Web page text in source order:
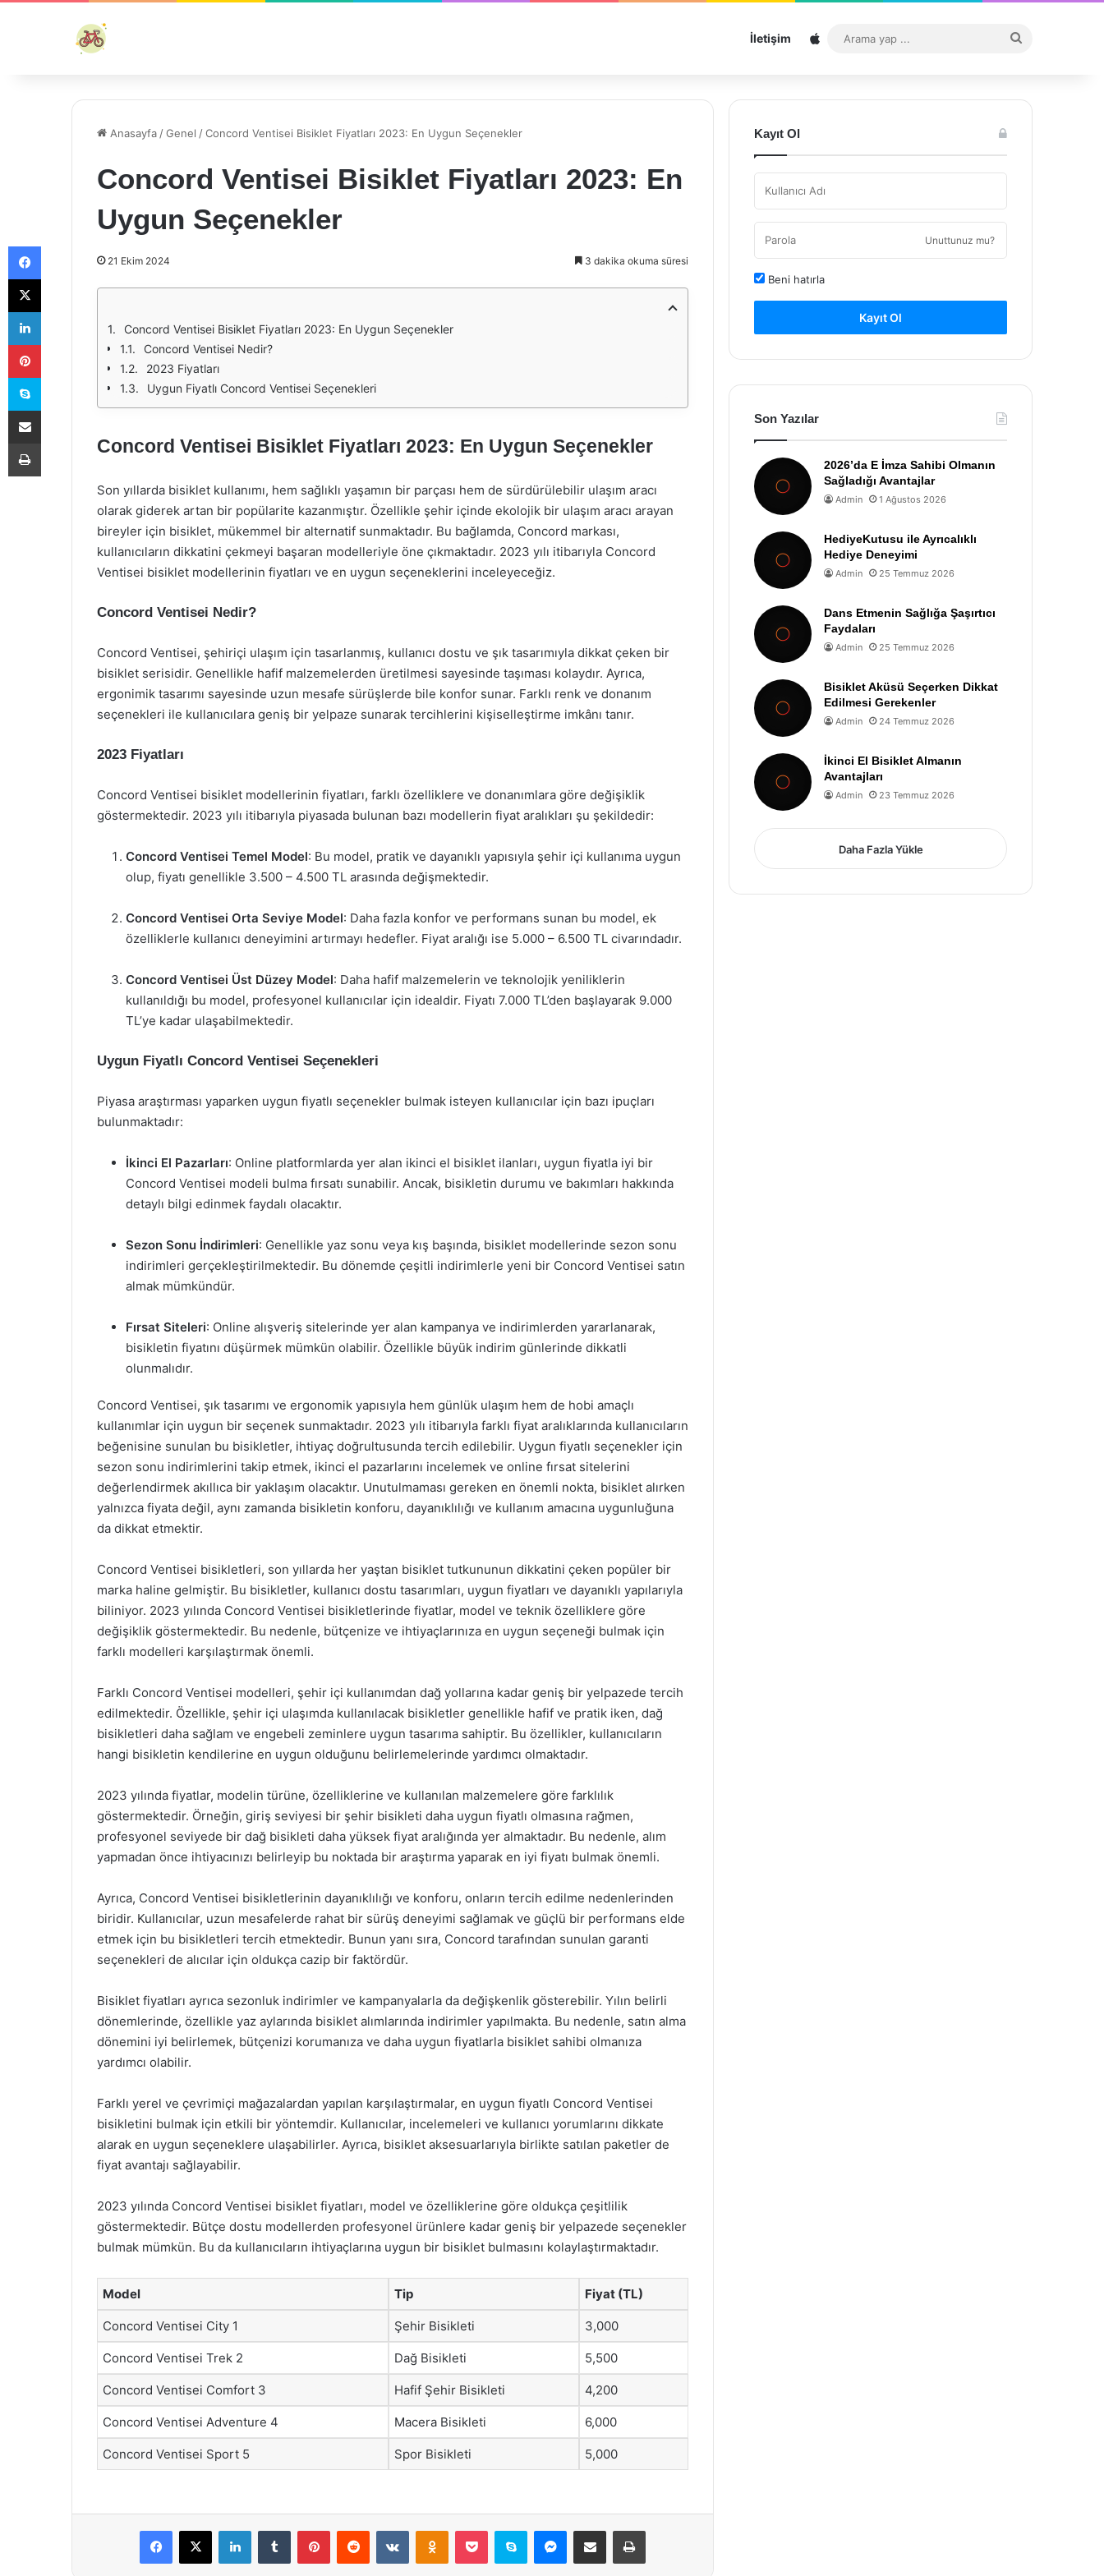
İletişim Sitemap
...
Anasayfa /Genel /Concord Ventisei Bisiklet Fiyatları 2023: En Uygun Seçenekler
Concord Ventisei Bisiklet Fiyatları 2023: En
Uygun Seçenekler
21 Ekim 2024 3 dakika okuma süresi
Concord Ventisei Bisiklet Fiyatları 2023: En Uygun Seçenekler
Concord Ventisei Nedir?
2023 Fiyatları
Uygun Fiyatlı Concord Ventisei Seçenekleri
Concord Ventisei Bisiklet Fiyatları 2023: En Uygun Seçenekler
Son yıllarda bisiklet kullanımı, hem sağlıklı yaşamın bir parçası hem de sürdürülebilir ulaşım aracı
olarak giderek artan bir popülarite kazanmıştır. Özellikle şehir içinde ekolojik bir ulaşım aracı arayan
bireyler için bisiklet, mükemmel bir alternatif sunmaktadır. Bu bağlamda, Concord markası,
kullanıcıların dikkatini çekmeyi başaran modelleriyle öne çıkmaktadır. 2023 yılı itibarıyla Concord
Ventisei bisiklet modellerinin fiyatları ve en uygun seçeneklerini inceleyeceğiz.
Concord Ventisei Nedir?
Concord Ventisei, şehiriçi ulaşım için tasarlanmış, kullanıcı dostu ve şık tasarımıyla dikkat çeken bir
bisiklet serisidir. Genellikle hafif malzemelerden üretilmesi sayesinde taşıması kolaydır. Ayrıca,
ergonimik tasarımı sayesinde uzun mesafe sürüşlerde bile konfor sunar. Farklı renk ve donanım
seçenekleri ile kullanıcılara geniş bir yelpaze sunarak tercihlerini kişiselleştirme imkânı tanır.
2023 Fiyatları
Concord Ventisei bisiklet modellerinin fiyatları, farklı özelliklere ve donanımlara göre değişiklik
göstermektedir. 2023 yılı itibarıyla piyasada bulunan bazı modellerin fiyat aralıkları şu şekildedir:
Concord Ventisei Temel Model: Bu model, pratik ve dayanıklı yapısıyla şehir içi kullanıma uygun
olup, fiyatı genellikle 3.500 – 4.500 TL arasında değişmektedir.
Concord Ventisei Orta Seviye Model: Daha fazla konfor ve performans sunan bu model, ek
özelliklerle kullanıcı deneyimini artırmayı hedefler. Fiyat aralığı ise 5.000 – 6.500 TL civarındadır.
Concord Ventisei Üst Düzey Model: Daha hafif malzemelerin ve teknolojik yeniliklerin
kullanıldığı bu model, profesyonel kullanıcılar için idealdir. Fiyatı 7.000 TL’den başlayarak 9.000
TL’ye kadar ulaşabilmektedir.
Uygun Fiyatlı Concord Ventisei Seçenekleri
Piyasa araştırması yaparken uygun fiyatlı seçenekler bulmak isteyen kullanıcılar için bazı ipuçları
bulunmaktadır:
İkinci El Pazarları: Online platformlarda yer alan ikinci el bisiklet ilanları, uygun fiyatla iyi bir
Concord Ventisei modeli bulma fırsatı sunabilir. Ancak, bisikletin durumu ve bakımları hakkında
detaylı bilgi edinmek faydalı olacaktır.
Sezon Sonu İndirimleri: Genellikle yaz sonu veya kış başında, bisiklet modellerinde sezon sonu
indirimleri gerçekleştirilmektedir. Bu dönemde çeşitli indirimlerle yeni bir Concord Ventisei satın
almak mümkündür.
Fırsat Siteleri: Online alışveriş sitelerinde yer alan kampanya ve indirimlerden yararlanarak,
bisikletin fiyatını düşürmek mümkün olabilir. Özellikle büyük indirim günlerinde dikkatli
olunmalıdır.
Concord Ventisei, şık tasarımı ve ergonomik yapısıyla hem günlük ulaşım hem de hobi amaçlı
kullanımlar için uygun bir seçenek sunmaktadır. 2023 yılı itibarıyla farklı fiyat aralıklarında kullanıcıların
beğenisine sunulan bu bisikletler, ihtiyaç doğrultusunda tercih edilebilir. Uygun fiyatlı seçenekler için
sezon sonu indirimlerini takip etmek, ikinci el pazarlarını incelemek ve online fırsat sitelerini
değerlendirmek akıllıca bir yaklaşım olacaktır. Unutulmaması gereken en önemli nokta, bisiklet alırken
yalnızca fiyata değil, aynı zamanda bisikletin konforu, dayanıklılığı ve kullanım amacına uygunluğuna
da dikkat etmektir.
Concord Ventisei bisikletleri, son yıllarda her yaştan bisiklet tutkununun dikkatini çeken popüler bir
marka haline gelmiştir. Bu bisikletler, kullanıcı dostu tasarımları, uygun fiyatları ve dayanıklı yapılarıyla
biliniyor. 2023 yılında Concord Ventisei bisikletlerinde fiyatlar, model ve teknik özelliklere göre
değişiklik göstermektedir. Bu nedenle, bütçenize ve ihtiyaçlarınıza en uygun seçeneği bulmak için
farklı modelleri karşılaştırmak önemli.
Farklı Concord Ventisei modelleri, şehir içi kullanımdan dağ yollarına kadar geniş bir yelpazede tercih
edilmektedir. Özellikle, şehir içi ulaşımda kullanılacak bisikletler genellikle hafif ve pratik iken, dağ
bisikletleri daha sağlam ve engebeli zeminlere uygun tasarıma sahiptir. Bu özellikler, kullanıcıların
hangi bisikletin kendilerine en uygun olduğunu belirlemelerinde yardımcı olmaktadır.
2023 yılında fiyatlar, modelin türüne, özelliklerine ve kullanılan malzemelere göre farklılık
göstermektedir. Örneğin, giriş seviyesi bir şehir bisikleti daha uygun fiyatlı olmasına rağmen,
profesyonel seviyede bir dağ bisikleti daha yüksek fiyat aralığında yer almaktadır. Bu nedenle, alım
yapmadan önce ihtiyacınızı belirleyip bu noktada bir araştırma yaparak en iyi fiyatı bulmak önemli.
Ayrıca, Concord Ventisei bisikletlerinin dayanıklılığı ve konforu, onların tercih edilme nedenlerinden
biridir. Kullanıcılar, uzun mesafelerde rahat bir sürüş deneyimi sağlamak ve güçlü bir performans elde
etmek için bu bisikletleri tercih etmektedir. Bunun yanı sıra, Concord tarafından sunulan garanti
seçenekleri de alıcılar için oldukça cazip bir faktördür.
Bisiklet fiyatları ayrıca sezonluk indirimler ve kampanyalarla da değişkenlik gösterebilir. Yılın belirli
dönemlerinde, özellikle yaz aylarında bisiklet alımlarında indirimler yapılmakta. Bu nedenle, satın alma
dönemini iyi belirlemek, bütçenizi korumanıza ve daha uygun fiyatlarla bisiklet sahibi olmanıza
yardımcı olabilir.
Farklı yerel ve çevrimiçi mağazalardan yapılan karşılaştırmalar, en uygun fiyatlı Concord Ventisei
bisikletini bulmak için etkili bir yöntemdir. Kullanıcılar, incelemeleri ve kullanıcı yorumlarını dikkate
alarak en uygun seçeneklere ulaşabilirler. Ayrıca, bisiklet aksesuarlarıyla birlikte satılan paketler de
fiyat avantajı sağlayabilir.
2023 yılında Concord Ventisei bisiklet fiyatları, model ve özelliklerine göre oldukça çeşitlilik
göstermektedir. Bütçe dostu modellerden profesyonel ürünlere kadar geniş bir yelpazede seçenekler
bulmak mümkün. Bu da kullanıcıların ihtiyaçlarına uygun bir bisiklet bulmasını kolaylaştırmaktadır.
Model Tip Fiyat (TL)
Concord Ventisei City 1 Şehir Bisikleti 3,000
Concord Ventisei Trek 2 Dağ Bisikleti 5,500
Concord Ventisei Comfort 3 Hafif Şehir Bisikleti 4,200
Concord Ventisei Adventure 4 Macera Bisikleti 6,000
Concord Ventisei Sport 5 Spor Bisikleti 5,000
Facebook
X LinkedInTumblr PinterestReddit VKontakteOdnoklassniki
Pocket Skype Messenger
E-Posta ile paylaş Yazdır
Kayıt Ol
Unuttunuz mu?
Beni hatırla
Kayıt Ol
Son Yazılar
2026’da E İmza Sahibi Olmanın
Sağladığı Avantajlar
Admin 1 Ağustos 2026
HediyeKutusu ile Ayrıcalıklı
Hediye Deneyimi
Admin 25 Temmuz 2026
Dans Etmenin Sağlığa Şaşırtıcı
Faydaları
Admin 25 Temmuz 2026
Bisiklet Aküsü Seçerken Dikkat
Edilmesi Gerekenler
Admin 24 Temmuz 2026
İkinci El Bisiklet Almanın
Avantajları
Admin 23 Temmuz 2026
Daha Fazla Yükle
Facebook
X
LinkedIn
Pinterest
Skype
E-Posta ile paylaş